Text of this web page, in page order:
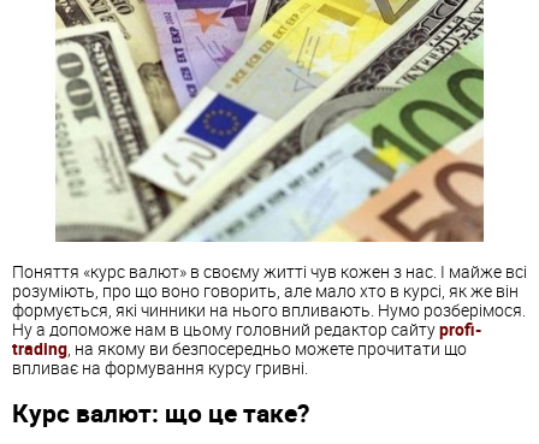
Поняття «курс валют» в своєму житті чув кожен з нас. І майже всі
розуміють, про що воно говорить, але мало хто в курсі, як же він
формується, які чинники на нього впливають. Нумо розберімося.
Ну а допоможе нам в цьому головний редактор сайтуprofi-
trading, на якому ви безпосередньо можете прочитати що
впливає на формування курсу гривні.
Курс валют: що це таке?